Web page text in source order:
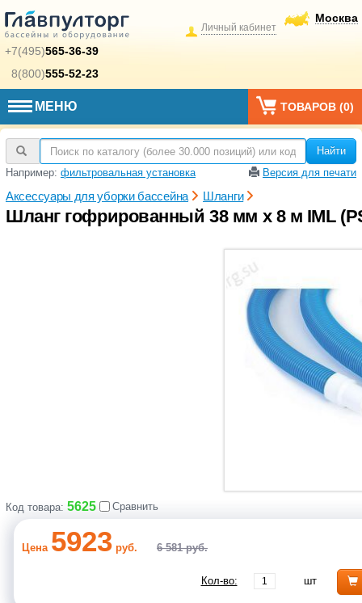
+7(495)565-36-39
8(800)555-52-23
Москва
Личный кабинет
МЕНЮ ТОВАРОВ (0)
Найти
Например: фильтровальная установка Версия для печати
Аксессуары для уборки бассейна Шланги
Шланг гофрированный 38 мм х 8 м IML
Код товара: 5625 Сравнить
Цена 5923 руб. 6 581 руб.
Кол-во: шт